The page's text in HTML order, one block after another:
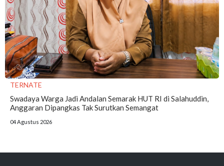
TERNATE
Swadaya Warga Jadi Andalan Semarak HUT RI di Salahuddin,
Anggaran Dipangkas Tak Surutkan Semangat
04 Agustus 2026